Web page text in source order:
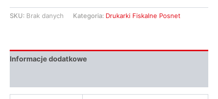
SKU: Brak danych Kategoria: Drukarki Fiskalne Posnet
Informacje dodatkowe